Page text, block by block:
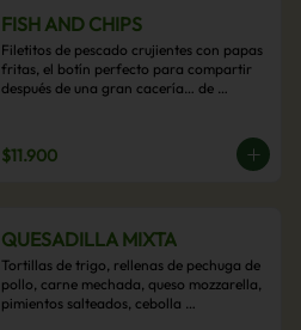
FISH AND CHIPS
Filetitos de pescado crujientes con papas
fritas, el botín perfecto para compartir
después de una gran cacería… de
$11.900
QUESADILLA MIXTA
Tortillas de trigo, rellenas de pechuga de
pollo, carne mechada, queso mozzarella,
pimientos salteados, cebolla